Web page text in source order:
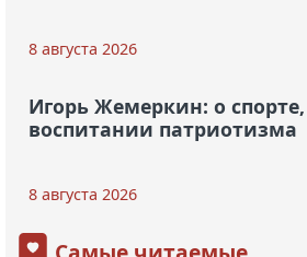
8 августа 2026
Игорь Жемеркин: о
воспитании патриотизма
8 августа 2026